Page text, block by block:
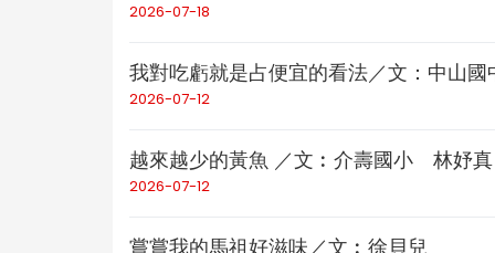
2026-07-18
我對吃虧就是占便宜的看法／文：中山
2026-07-12
越來越少的黃魚 ／文︰介壽國小 林妤真
2026-07-12
嘗嘗我的馬祖好滋味／文︰徐貝兒